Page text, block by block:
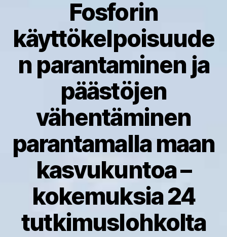
Fosforin
käyttökelpoisuude
n parantaminen ja
päästöjen
vähentäminen
parantamalla maan
kasvukuntoa –
kokemuksia 24
tutkimuslohkolta